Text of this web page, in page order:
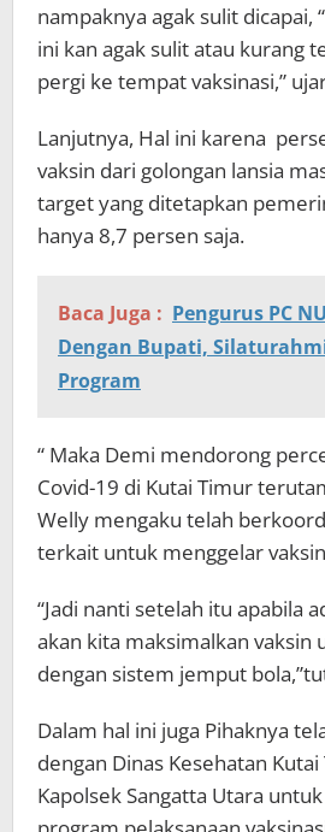
nampaknya agak sulit dicapai,
ini kan agak sulit atau kurang
pergi ke tempat vaksinasi,”
Lanjutnya, Hal ini karena
vaksin dari golongan lansia
target yang ditetapkan
hanya 8,7 persen saja.
Baca Juga : Pengurus PC
Dengan Bupati,
Program
“ Maka Demi mendorong
Covid-19 di Kutai Timur
Welly mengaku telah
terkait untuk menggelar
“Jadi nanti setelah itu apabila
akan kita maksimalkan vaksin
dengan sistem jemput
Dalam hal ini juga Pihaknya
dengan Dinas Kesehatan
Kapolsek Sangatta Utara